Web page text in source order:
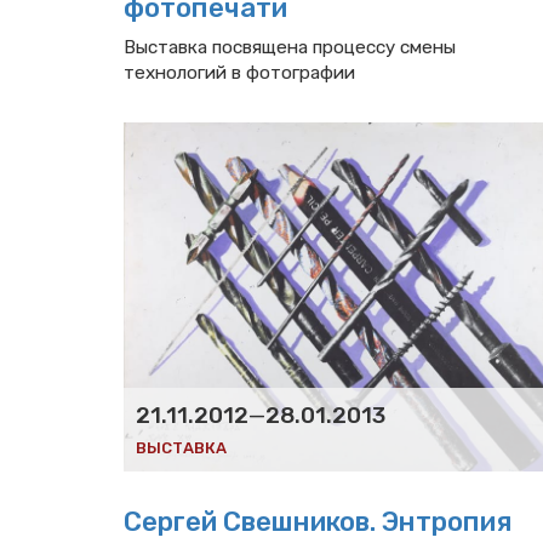
фотопечати
Выставка посвящена процессу смены
технологий в фотографии
21.11.2012—28.01.2013
ВЫСТАВКА
Сергей Свешников. Энтропия